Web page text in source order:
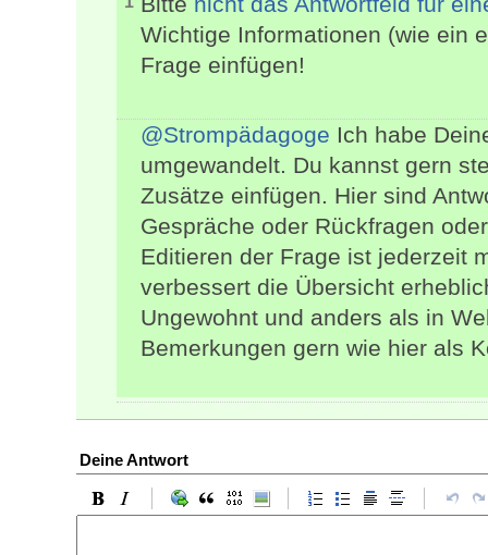
Wichtige Informationen (wie ein
Frage einfügen!
@Strompädagoge Ich habe
umgewandelt. Du kannst gern
Zusätze einfügen. Hier sind
Gespräche oder Rückfragen
Editieren der Frage ist jederzeit
verbessert die Übersicht
Ungewohnt und anders als in
Bemerkungen gern wie hier als
Deine Antwort